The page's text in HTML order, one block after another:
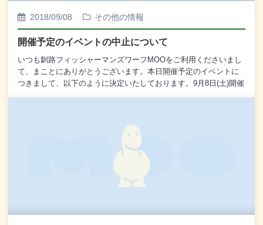
2018/09/08 その他の情報
開催予定のイベントの中止について
いつも釧路フィッシャーマンズワーフMOOをご利用くださいまし
て、まことにありがとうございます。本日開催予定のイベントに
つきまして、以下のように決定いたしております。9月8日(土)開催
漆器 販売会」(MOO1階・大型水槽前にて開催予定)は開催を中止
いたします。イベントを楽しみにしていらっしゃるお客様には大
変申し訳ございませんが、なにとぞご了承くださいませ。